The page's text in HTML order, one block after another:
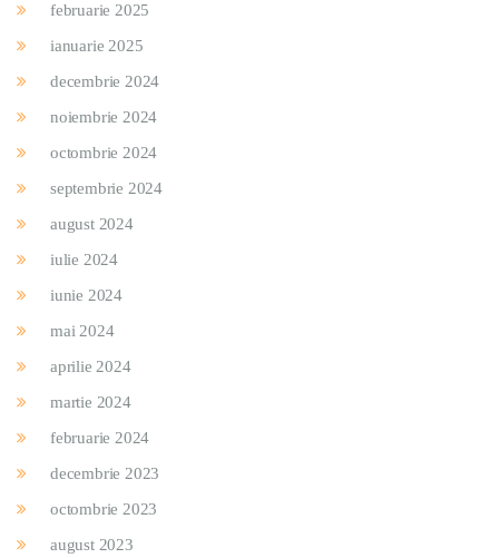
februarie 2025
ianuarie 2025
decembrie 2024
noiembrie 2024
octombrie 2024
septembrie 2024
august 2024
iulie 2024
iunie 2024
mai 2024
aprilie 2024
martie 2024
februarie 2024
decembrie 2023
octombrie 2023
august 2023